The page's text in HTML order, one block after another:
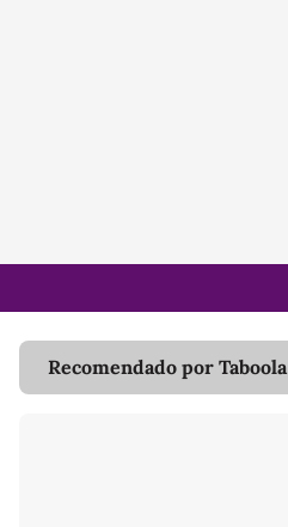
Recomendado por Taboola